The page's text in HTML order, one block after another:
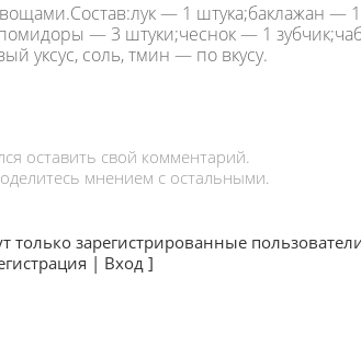
— 1 штука;баклажан —
— 3 штуки;чеснок — 1
уксус, соль, тмин — по вкусу.
оставить свой комментарий.
мнением с остальными.
только зарегистрированные
| Вход]